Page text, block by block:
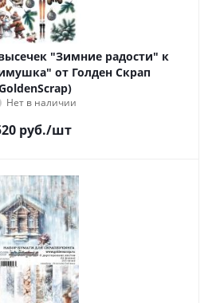
"Зимние радости" к
от Голден Скрап
Нет в наличии
руб./шт